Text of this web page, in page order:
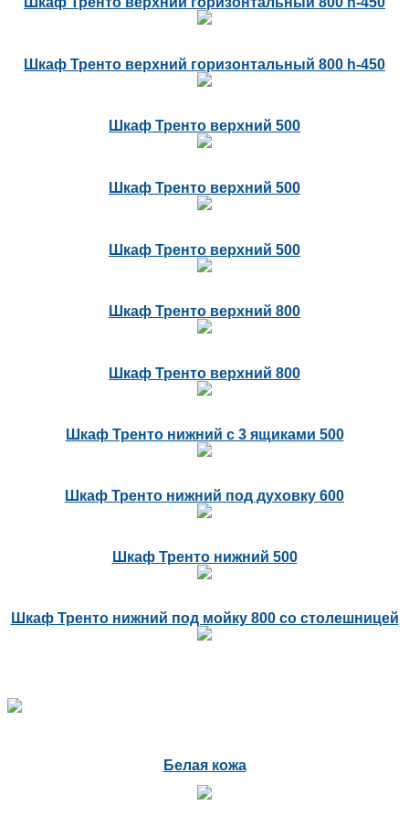
Шкаф Тренто верхний горизонтальный 800 h-450
Шкаф Тренто верхний 500
Шкаф Тренто верхний 500
Шкаф Тренто верхний 500
Шкаф Тренто верхний 800
Шкаф Тренто верхний 800
Шкаф Тренто нижний с 3 ящиками 500
Шкаф Тренто нижний под духовку 600
Шкаф Тренто нижний 500
Шкаф Тренто нижний под мойку 800 со столешницей
Белая кожа